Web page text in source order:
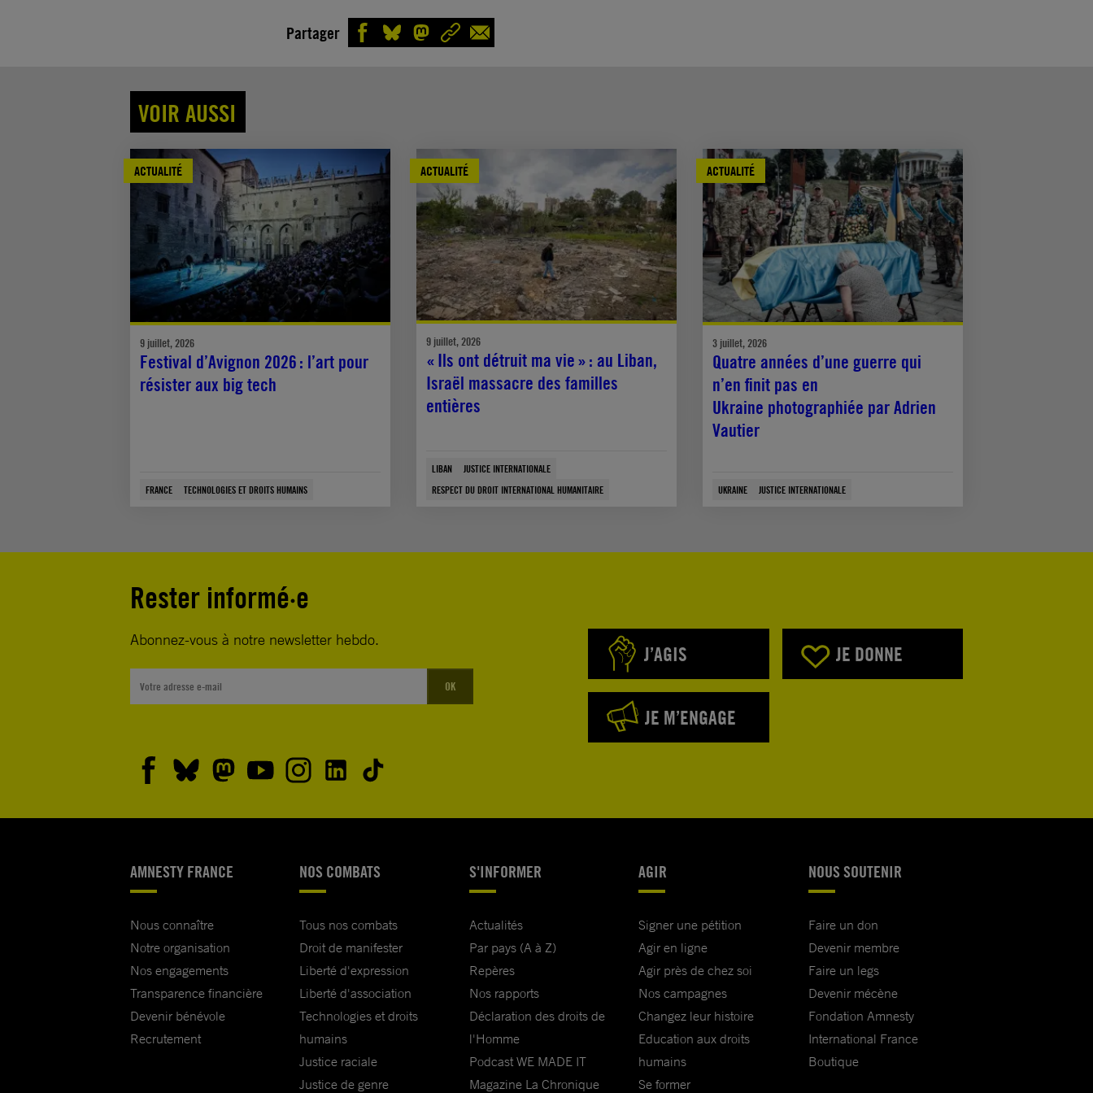
Partager
VOIR AUSSI
ACTUALITÉ
9 juillet, 2026
Festival d’Avignon 2026 : l’art pour
résister aux big tech
FRANCE TECHNOLOGIES ET DROITS HUMAINS
ACTUALITÉ
9 juillet, 2026
« Ils ont détruit ma vie » : au Liban,
Israël massacre des familles
entières
LIBAN
JUSTICE INTERNATIONALE
RESPECT DU DROIT INTERNATIONAL HUMANITAIRE
ACTUALITÉ
3 juillet, 2026
Quatre années d’une guerre qui
n’en finit pas en
Ukraine photographiée par Adrien
Vautier
UKRAINE JUSTICE INTERNATIONALE
Rester informé·e
Abonnez-vous à notre newsletter hebdo.
OK
J’AGIS JE DONNE
JE M’ENGAGE
AMNESTY FRANCE
Nous connaître
Notre organisation
Nos engagements
Transparence financière
Devenir bénévole
Recrutement
NOS COMBATS
Tous nos combats
Droit de manifester
Liberté d'expression
Liberté d'association
Technologies et droits
humains
Justice raciale
Justice de genre
S'INFORMER
Actualités
Par pays (A à Z)
Repères
Nos rapports
Déclaration des droits de
l'Homme
Podcast WE MADE IT
Magazine La Chronique
AGIR
Signer une pétition
Agir en ligne
Agir près de chez soi
Nos campagnes
Changez leur histoire
Education aux droits
humains
Se former
NOUS SOUTENIR
Faire un don
Devenir membre
Faire un legs
Devenir mécène
Fondation Amnesty
International France
Boutique